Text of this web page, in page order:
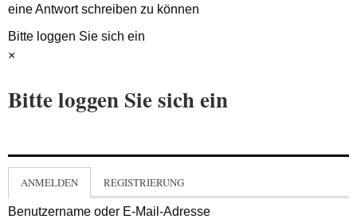
eine Antwort schreiben zu können
Bitte loggen Sie sich ein
×
Bitte loggen Sie sich ein
ANMELDEN REGISTRIERUNG
Benutzername oder E-Mail-Adresse